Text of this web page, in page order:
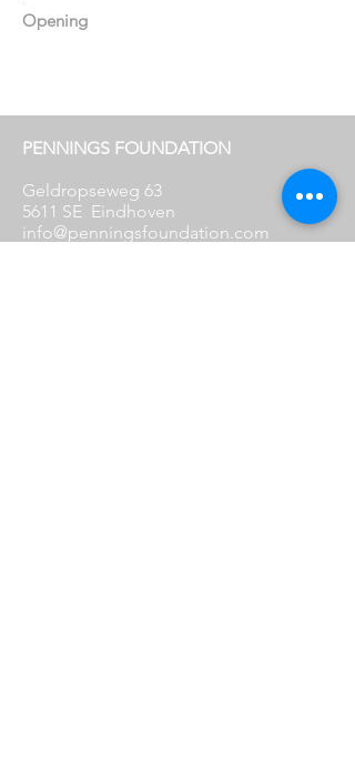
Opening
PENNINGS FOUNDATION
Geldropseweg 63
5611 SE Eindhoven
info@penningsfoundation.com